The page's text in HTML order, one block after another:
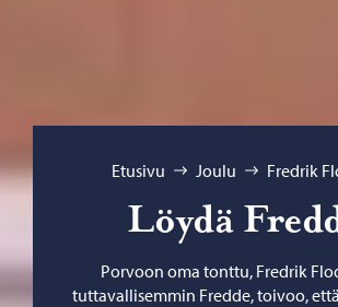
Etusivu Joulu Fredrik
Löydä
Porvoon oma tonttu, Fredrik
tuttavallisemmin Fredde, toivoo,